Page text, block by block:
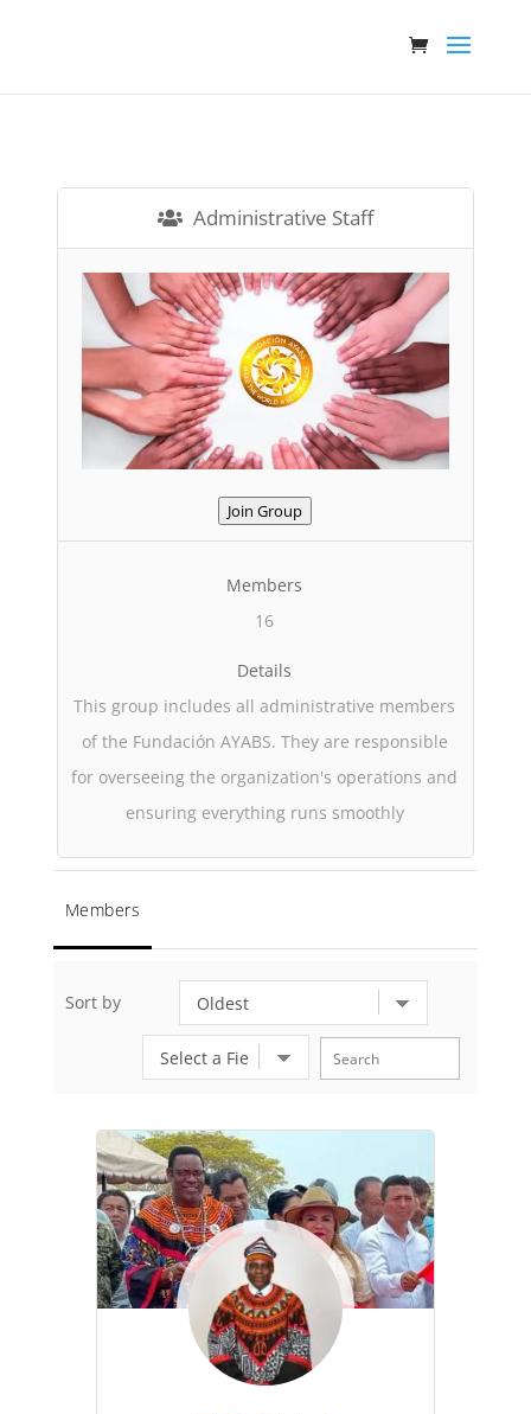
Administrative Staff
Join Group
Members
16
Details
This group includes all administrative members
of the Fundación AYABS. They are responsible
for overseeing the organization's operations and
ensuring everything runs smoothly
Members
Sort by